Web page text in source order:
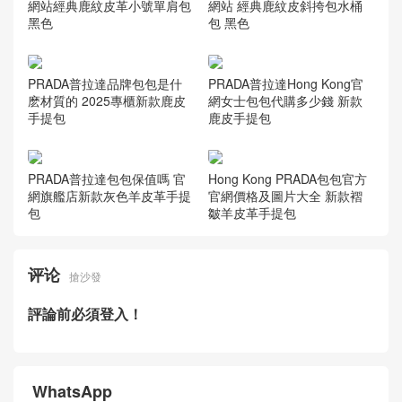
網站經典鹿紋皮革小號單肩包
黑色
網站 經典鹿紋皮斜挎包水桶
包 黑色
PRADA普拉達品牌包包是什
麽材質的 2025專櫃新款鹿皮
手提包
PRADA普拉達Hong Kong官
網女士包包代購多少錢 新款
鹿皮手提包
PRADA普拉達包包保值嗎 官
網旗艦店新款灰色羊皮革手提
包
Hong Kong PRADA包包官方
官網價格及圖片大全 新款褶
皺羊皮革手提包
评论 搶沙發
評論前必須登入！
WhatsApp